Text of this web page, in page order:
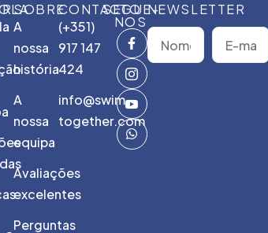
SOBRE
A
nossa
história
A
nossa
equipa
Avaliações
excelentes
Perguntas
CONTACTO
(+351)
917 147
424
info@swim-
together.com
SEGUE-
NOS
NEWSLETTER